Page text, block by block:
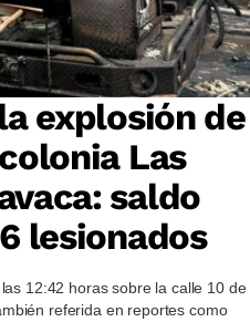
explosión de
Las
saldo
lesionados
12:42 horas sobre la calle 10 de
referida en reportes como